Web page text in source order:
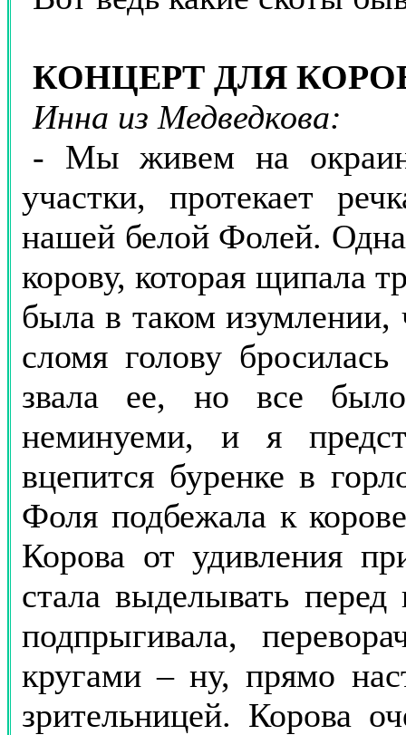
КОНЦЕРТ ДЛЯ
Инна из Медведкова:
- Мы живем на
участки, протекает
нашей белой Фолей.
корову, которая щипала
была в таком изумлении,
сломя голову
звала ее, но все было
неминуеми, и я
вцепится буренке в
Фоля подбежала к
Корова от удивления
стала выделывать
подпрыгивала,
кругами – ну, прямо
зрительницей. Корова